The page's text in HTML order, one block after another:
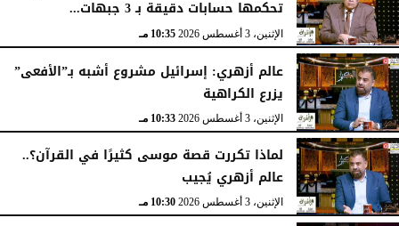
تحكمها حسابات دقيقة بـ 3 جبهات...
الإثنين، 3 أغسطس 2026 10:35 مـ
عالم أزهري: إسرائيل مشروع أشبه بـ”الأفعى”
يزرع الكراهية
الإثنين، 3 أغسطس 2026 10:33 مـ
لماذا تكررت قصة موسى كثيرًا في القرآن؟..
عالم أزهري يُجيب
الإثنين، 3 أغسطس 2026 10:30 مـ